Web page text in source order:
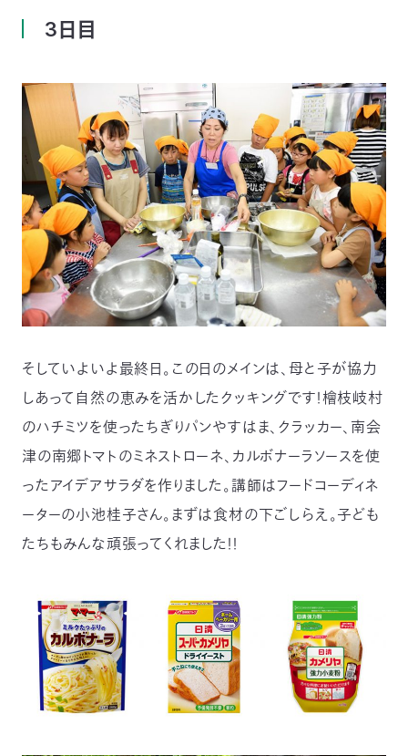
3日目
そしていよいよ最終日。この日のメインは、母と子が協力
しあって自然の恵みを活かしたクッキングです！檜枝岐村
のハチミツを使ったちぎりパンやすはま、クラッカー、南会
津の南郷トマトのミネストローネ、カルボナーラソースを使
ったアイデアサラダを作りました。講師はフードコーディネ
ーターの小池桂子さん。まずは食材の下ごしらえ。子ども
たちもみんな頑張ってくれました！！